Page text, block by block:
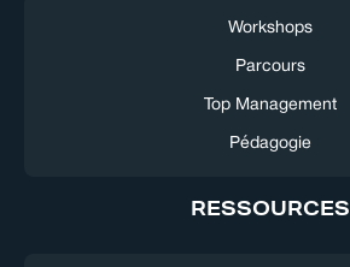
Workshops
Parcours
Top Management
Pédagogie
RESSOURCES